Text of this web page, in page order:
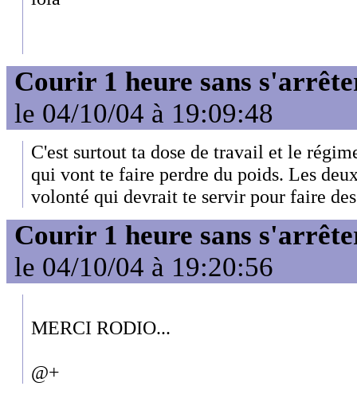
Courir 1 heure sans
le 04/10/04 à 19:09:48
C'est surtout ta dose de travail et le
qui vont te faire perdre du poids. Les
volonté qui devrait te servir pour faire
Courir 1 heure sans
le 04/10/04 à 19:20:56
MERCI RODIO...
@+